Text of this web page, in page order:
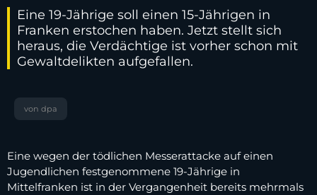
Eine 19-Jährige soll einen 15-Jährigen in
Franken erstochen haben. Jetzt stellt sich
heraus, die Verdächtige ist vorher schon mit
Gewaltdelikten aufgefallen.
von dpa
Eine wegen der tödlichen Messerattacke auf einen
Jugendlichen festgenommene 19-Jährige in
Mittelfranken ist in der Vergangenheit bereits mehrmals